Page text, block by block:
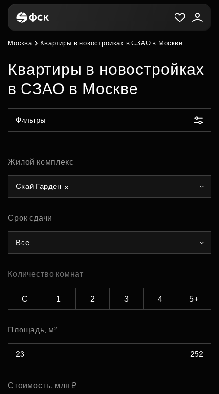
Москва Квартиры в новостройках в СЗАО в Москве
Квартиры в новостройках
в СЗАО в Москве
Фильтры
Жилой комплекс
Скай Гарден
Срок сдачи
Все
Количество комнат
С 1 2 3 4 5+
Площадь, м²
Стоимость, млн ₽